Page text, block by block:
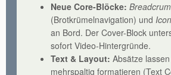
Neue Core-Blöcke:
(Brotkrümelnavigation) und
an Bord. Der Cover-Block
sofort Video-Hintergründe.
Text & Layout: Absätze
mehrspaltig formatieren (Text